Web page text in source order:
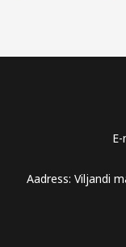
Aadress: Viljandi